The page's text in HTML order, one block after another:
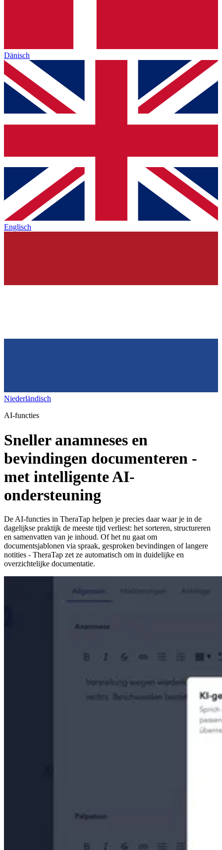
Dänisch
Englisch
Niederländisch
AI-functies
Sneller anamneses en
bevindingen documenteren -
met intelligente AI-
ondersteuning
De AI-functies in TheraTap helpen je precies daar waar je in de
dagelijkse praktijk de meeste tijd verliest: het sorteren, structureren
en samenvatten van je inhoud. Of het nu gaat om
documentsjablonen via spraak, gesproken bevindingen of langere
notities - TheraTap zet ze automatisch om in duidelijke en
overzichtelijke documentatie.